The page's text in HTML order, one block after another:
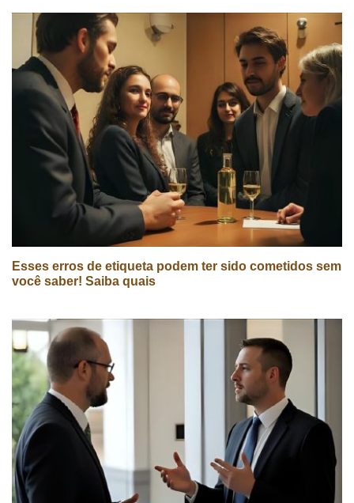
Esses erros de etiqueta podem ter sido cometidos sem
você saber! Saiba quais